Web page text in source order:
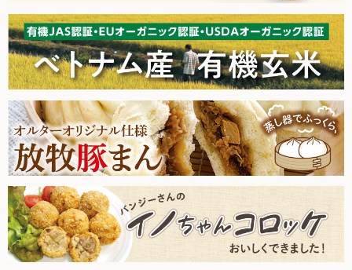
送料ついて
返品・キャンセルについて
お支払い方法について
賞味期限について
よくあるご質問
オルター品もの
取扱店のご紹介
た。
2026.2.28【毎週土曜日更新！】品ものアイテムを更新しまし
た。
2026.2.21【毎週土曜日更新！】品ものアイテムを更新しまし
た。
2026.2.14【毎週土曜日更新！】品ものアイテムを更新しまし
た。
2026.2.7【毎週土曜日更新！】品ものアイテムを更新しまし
た。
2026.1.31【毎週土曜日更新！】品ものアイテムを更新しまし
た。
2026.1.24【毎週土曜日更新！】品ものアイテムを更新しまし
た。
2026.1.17【毎週土曜日更新！】品ものアイテムを更新しまし
た。